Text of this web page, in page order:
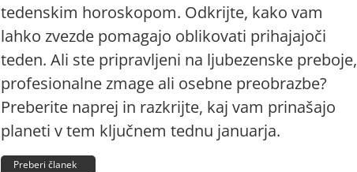
tedenskim horoskopom. Odkrijte, kako vam
lahko zvezde pomagajo oblikovati prihajajoči
teden. Ali ste pripravljeni na ljubezenske preboje,
profesionalne zmage ali osebne preobrazbe?
Preberite naprej in razkrijte, kaj vam prinašajo
planeti v tem ključnem tednu januarja.
Preberi članek